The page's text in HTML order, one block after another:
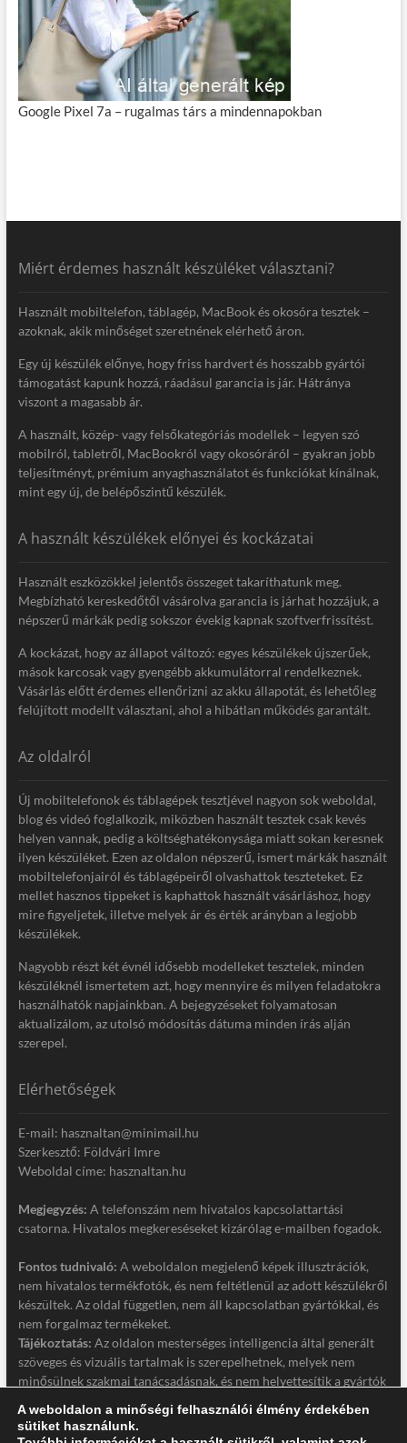
Google Pixel 7a – rugalmas társ a mindennapokban
Miért érdemes használt készüléket választani?
Használt mobiltelefon, táblagép, MacBook és okosóra tesztek –
azoknak, akik minőséget szeretnének elérhető áron.
Egy új készülék előnye, hogy friss hardvert és hosszabb gyártói
támogatást kapunk hozzá, ráadásul garancia is jár. Hátránya
viszont a magasabb ár.
A használt, közép- vagy felsőkategóriás modellek – legyen szó
mobilról, tabletről, MacBookról vagy okosóráról – gyakran jobb
teljesítményt, prémium anyaghasználatot és funkciókat kínálnak,
mint egy új, de belépőszintű készülék.
A használt készülékek előnyei és kockázatai
Használt eszközökkel jelentős összeget takaríthatunk meg.
Megbízható kereskedőtől vásárolva garancia is járhat hozzájuk, a
népszerű márkák pedig sokszor évekig kapnak szoftverfrissítést.
A kockázat, hogy az állapot változó: egyes készülékek újszerűek,
mások karcosak vagy gyengébb akkumulátorral rendelkeznek.
Vásárlás előtt érdemes ellenőrizni az akku állapotát, és lehetőleg
felújított modellt választani, ahol a hibátlan működés garantált.
Az oldalról
Új mobiltelefonok és táblagépek tesztjével nagyon sok weboldal,
blog és videó foglalkozik, miközben használt tesztek csak kevés
helyen vannak, pedig a költséghatékonysága miatt sokan keresnek
ilyen készüléket. Ezen az oldalon népszerű, ismert márkák használt
mobiltelefonjairól és táblagépeiről olvashattok teszteteket. Ez
mellet hasznos tippeket is kaphattok használt vásárláshoz, hogy
mire figyeljetek, illetve melyek ár és érték arányban a legjobb
készülékek.
Nagyobb részt két évnél idősebb modelleket tesztelek, minden
készüléknél ismertetem azt, hogy mennyire és milyen feladatokra
használhatók napjainkban. A bejegyzéseket folyamatosan
aktualizálom, az utolsó módosítás dátuma minden írás alján
szerepel.
Elérhetőségek
E-mail: hasznaltan@minimail.hu
Szerkesztő: Földvári Imre
Weboldal címe: hasznaltan.hu
Megjegyzés: A telefonszám nem hivatalos kapcsolattartási
csatorna. Hivatalos megkereséseket kizárólag e-mailben fogadok.
Fontos tudnivaló: A weboldalon megjelenő képek illusztrációk,
nem hivatalos termékfotók, és nem feltétlenül az adott készülékről
készültek. Az oldal független, nem áll kapcsolatban gyártókkal, és
nem forgalmaz termékeket.
Tájékoztatás: Az oldalon mesterséges intelligencia által generált
szöveges és vizuális tartalmak is szerepelhetnek, melyek nem
minősülnek szakmai tanácsadásnak, és nem helyettesítik a gyártók
Jogi nyilatkozat
A weboldalon a minőségi felhasználói élmény érdekében
sütiket használunk.